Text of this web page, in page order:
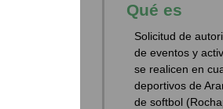
Qué es
Solicitud de
de eventos y
se realicen en
deportivos de
de softbol